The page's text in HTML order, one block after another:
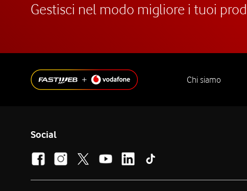
Gestisci nel modo migliore i tuoi
Chi siamo
Social